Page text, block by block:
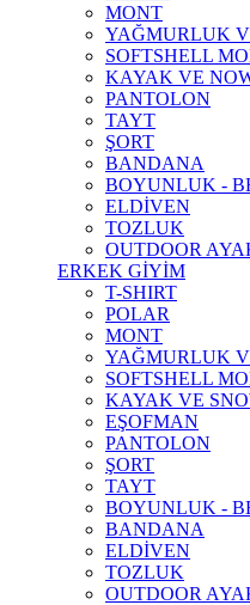
MONT
YAĞMURLUK
SOFTSHELL
KAYAK VE
PANTOLON
TAYT
ŞORT
BANDANA
BOYUNLUK -
ELDİVEN
TOZLUK
OUTDOOR
ERKEK GİYİM
T-SHIRT
POLAR
MONT
YAĞMURLUK
SOFTSHELL
KAYAK VE
EŞOFMAN
PANTOLON
ŞORT
TAYT
BOYUNLUK -
BANDANA
ELDİVEN
TOZLUK
OUTDOOR